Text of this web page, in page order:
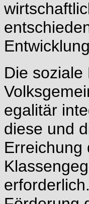
Die
egalitär
diese und
Erreichung